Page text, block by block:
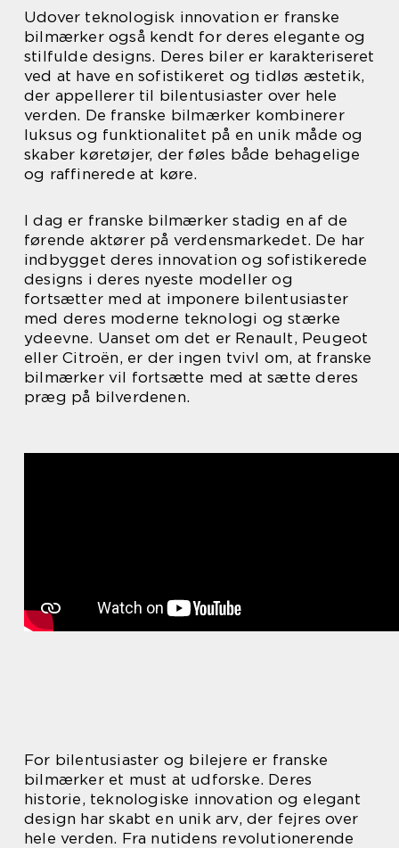
Udover teknologisk innovation er franske
bilmærker også kendt for deres elegante og
stilfulde designs. Deres biler er karakteriseret
ved at have en sofistikeret og tidløs æstetik,
der appellerer til bilentusiaster over hele
verden. De franske bilmærker kombinerer
luksus og funktionalitet på en unik måde og
skaber køretøjer, der føles både behagelige
og raffinerede at køre.
I dag er franske bilmærker stadig en af de
førende aktører på verdensmarkedet. De har
indbygget deres innovation og sofistikerede
designs i deres nyeste modeller og
fortsætter med at imponere bilentusiaster
med deres moderne teknologi og stærke
ydeevne. Uanset om det er Renault, Peugeot
eller Citroën, er der ingen tvivl om, at franske
bilmærker vil fortsætte med at sætte deres
præg på bilverdenen.
For bilentusiaster og bilejere er franske
bilmærker et must at udforske. Deres
historie, teknologiske innovation og elegant
design har skabt en unik arv, der fejres over
hele verden. Fra nutidens revolutionerende